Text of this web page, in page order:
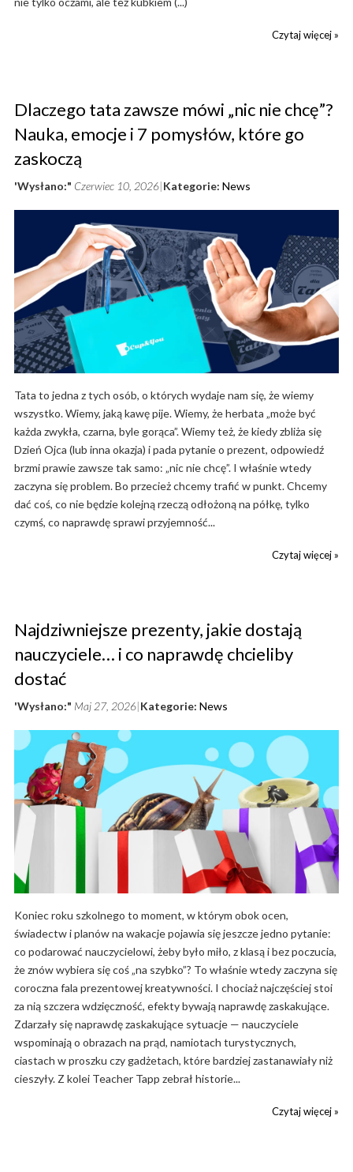
Czytaj więcej »
Dlaczego tata zawsze mówi „nic nie chcę”?
Nauka, emocje i 7 pomysłów, które go
zaskoczą
'Wysłano:" Czerwiec 10, 2026 Kategorie: News
Tata to jedna z tych osób, o których wydaje nam się, że wiemy
wszystko. Wiemy, jaką kawę pije. Wiemy, że herbata „może być
każda zwykła, czarna, byle gorąca”. Wiemy też, że kiedy zbliża się
Dzień Ojca (lub inna okazja) i pada pytanie o prezent, odpowiedź
brzmi prawie zawsze tak samo: „nic nie chcę”. I właśnie wtedy
zaczyna się problem. Bo przecież chcemy trafić w punkt. Chcemy
dać coś, co nie będzie kolejną rzeczą odłożoną na półkę, tylko
czymś, co naprawdę sprawi przyjemność...
Czytaj więcej »
Najdziwniejsze prezenty, jakie dostają
nauczyciele… i co naprawdę chcieliby
dostać
'Wysłano:" Maj 27, 2026 Kategorie: News
Koniec roku szkolnego to moment, w którym obok ocen,
świadectw i planów na wakacje pojawia się jeszcze jedno pytanie:
co podarować nauczycielowi, żeby było miło, z klasą i bez poczucia,
że znów wybiera się coś „na szybko”? To właśnie wtedy zaczyna się
coroczna fala prezentowej kreatywności. I chociaż najczęściej stoi
za nią szczera wdzięczność, efekty bywają naprawdę zaskakujące.
Zdarzały się naprawdę zaskakujące sytuacje — nauczyciele
wspominają o obrazach na prąd, namiotach turystycznych,
ciastach w proszku czy gadżetach, które bardziej zastanawiały niż
cieszyły. Z kolei Teacher Tapp zebrał historie...
Czytaj więcej »